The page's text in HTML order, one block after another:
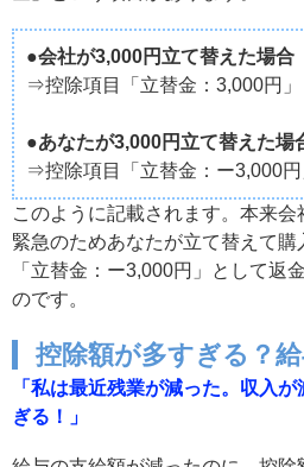
●会社が3,000円立て替えた場合
⇒控除項目「立替金：3,000円」
●あなたが3,000円立て替えた場
⇒控除項目「立替金：ー3,000円
このように記載されます。本来会
緊急のためあなたが立て替えて
「立替金：ー3,000円」として返
のです。
控除額が多すぎる？
「私は最近残業が減った。収入
ぎる！」